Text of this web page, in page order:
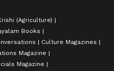
(Agriculture)
Books
Culture Magazines
Magazine
Magazine